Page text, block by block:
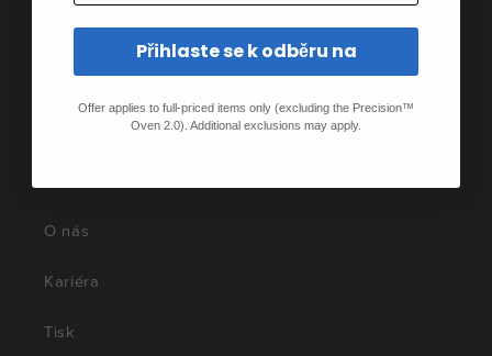
speciálních nabídek.
O nás
Kariéra
Tisk
Přihlaste se k odběru na
Offer applies to full-priced items only (excluding the Precision™
Oven 2.0). Additional exclusions may apply.